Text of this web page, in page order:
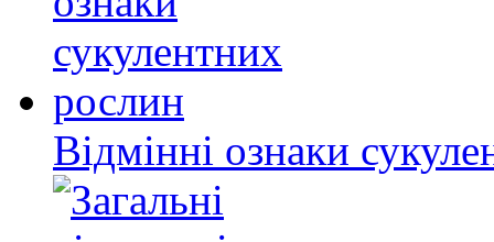
Відмінні ознаки